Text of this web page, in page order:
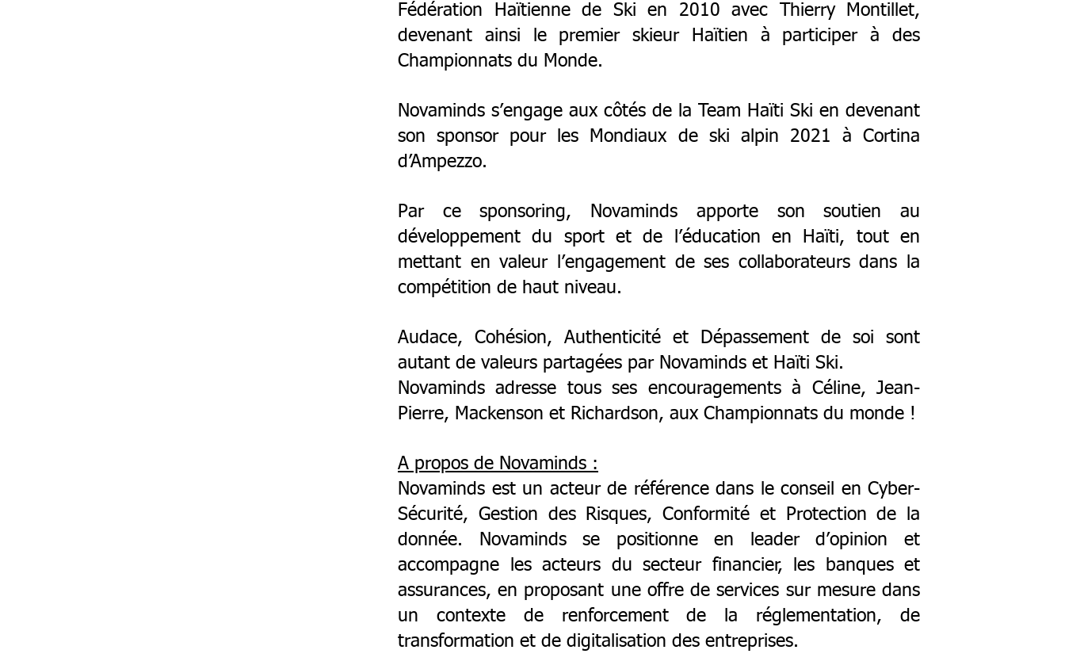
Fédération Haïtienne de Ski en 2010 avec Thierry Montillet,
devenant ainsi le premier skieur Haïtien à participer à des
Championnats du Monde.
Novaminds s’engage aux côtés de la Team Haïti Ski en devenant
son sponsor pour les Mondiaux de ski alpin 2021 à Cortina
d’Ampezzo.
Par ce sponsoring, Novaminds apporte son soutien au
développement du sport et de l’éducation en Haïti, tout en
mettant en valeur l’engagement de ses collaborateurs dans la
compétition de haut niveau.
Audace, Cohésion, Authenticité et Dépassement de soi sont
autant de valeurs partagées par Novaminds et Haïti Ski.
Novaminds adresse tous ses encouragements à Céline, Jean-
Pierre, Mackenson et Richardson, aux Championnats du monde !
A propos de Novaminds :
Novaminds est un acteur de référence dans le conseil en Cyber-
Sécurité, Gestion des Risques, Conformité et Protection de la
donnée. Novaminds se positionne en leader d’opinion et
accompagne les acteurs du secteur financier, les banques et
assurances, en proposant une offre de services sur mesure dans
un contexte de renforcement de la réglementation, de
transformation et de digitalisation des entreprises.